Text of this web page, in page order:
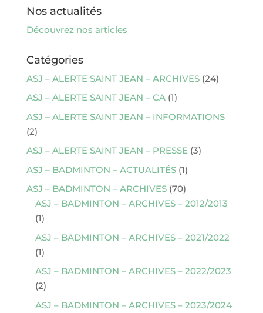
Nos actualités
Découvrez nos articles
Catégories
ASJ – ALERTE SAINT JEAN – ARCHIVES(24)
ASJ – ALERTE SAINT JEAN – CA(1)
ASJ – ALERTE SAINT JEAN – INFORMATIONS
(2)
ASJ – ALERTE SAINT JEAN – PRESSE(3)
ASJ – BADMINTON – ACTUALITÉS(1)
ASJ – BADMINTON – ARCHIVES(70)
ASJ – BADMINTON – ARCHIVES – 2012/2013
(1)
ASJ – BADMINTON – ARCHIVES – 2021/2022
(1)
ASJ – BADMINTON – ARCHIVES – 2022/2023
(2)
ASJ – BADMINTON – ARCHIVES – 2023/2024